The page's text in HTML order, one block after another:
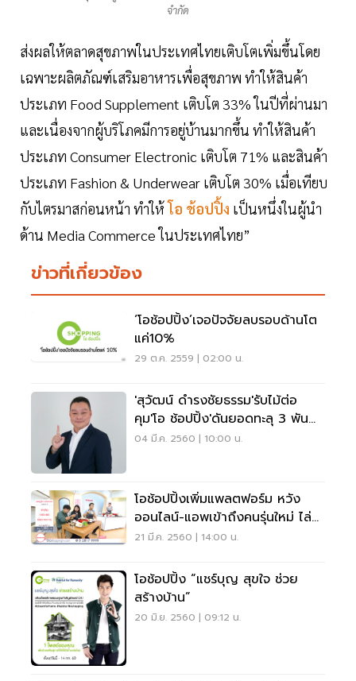
จำกัด
ส่งผลให้ตลาดสุขภาพในประเทศไทยเติบโตเพิ่มขึ้นโดย
เฉพาะผลิตภัณฑ์เสริมอาหารเพื่อสุขภาพ ทำให้สินค้า
ประเภท Food Supplement เติบโต 33% ในปีที่ผ่านมา
และเนื่องจากผู้บริโภคมีการอยู่บ้านมากขึ้น ทำให้สินค้า
ประเภท Consumer Electronic เติบโต 71% และสินค้า
ประเภท Fashion & Underwear เติบโต 30% เมื่อเทียบ
กับไตรมาสก่อนหน้า ทำให้โอ ช้อปปิ้ง เป็นหนึ่งในผู้นำ
ด้าน Media Commerce ในประเทศไทย”
ข่าวที่เกี่ยวข้อง
‘โอช้อปปิ้ง’เจอปัจจัยลบรอบด้านโต
แค่10%
29 ต.ค. 2559 | 02:00 น.
'สุวัฒน์ ดำรงชัยธรรม'รับไม้ต่อ
คุม'โอ ช้อปปิ้ง'ดันยอดทะลุ 3 พัน
ล้านใน 3 ปี
04 มี.ค. 2560 | 10:00 น.
โอช้อปปิ้งเพิ่มแพลตฟอร์ม หวัง
ออนไลน์-แอพเข้าถึงคนรุ่นใหม่ ไล่
ล่าเป้า30%
21 มี.ค. 2560 | 14:00 น.
โอช้อปปิ้ง “แชร์บุญ สุขใจ ช่วย
สร้างบ้าน”
20 มิ.ย. 2560 | 09:12 น.